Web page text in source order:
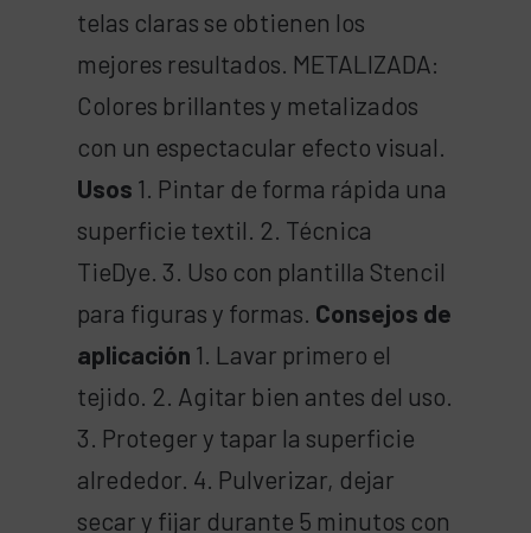
telas claras se obtienen los
mejores resultados. METALIZADA:
Colores brillantes y metalizados
con un espectacular efecto visual.
Usos 1. Pintar de forma rápida una
superficie textil. 2. Técnica
TieDye. 3. Uso con plantilla Stencil
para figuras y formas. Consejos de
aplicación 1. Lavar primero el
tejido. 2. Agitar bien antes del uso.
3. Proteger y tapar la superficie
alrededor. 4. Pulverizar, dejar
secar y fijar durante 5 minutos con